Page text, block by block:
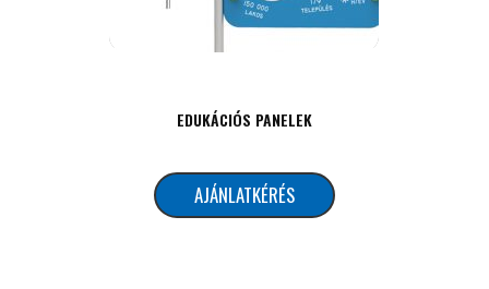
EDUKÁCIÓS PANELEK
AJÁNLATKÉRÉS